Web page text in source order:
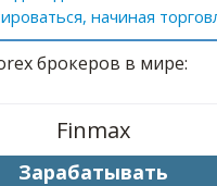
начиная
брокеров в мире:
Finmax
Зарабатывать